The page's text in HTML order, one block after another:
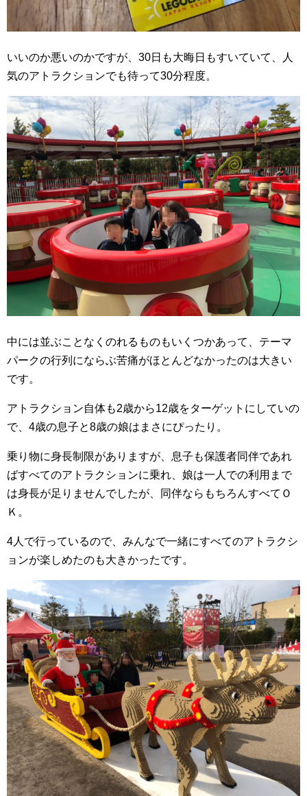
いいのか悪いのかですが、30日も大晦日もすいていて、人
気のアトラクションでも待って30分程度。
中には並ぶことなくのれるものもいくつかあって、テーマ
パークの行列にならぶ苦痛がほとんどなかったのは大きい
です。
アトラクション自体も2歳から12歳をターゲットにしていの
で、4歳の息子と8歳の娘はまさにぴったり。
乗り物に身長制限がありますが、息子も保護者同伴であれ
ばすべてのアトラクションに乗れ、娘は一人での利用まで
は身長が足りませんでしたが、同伴ならもちろんすべてＯ
Ｋ。
4人で行っているので、みんなで一緒にすべてのアトラクシ
ョンが楽しめたのも大きかったです。